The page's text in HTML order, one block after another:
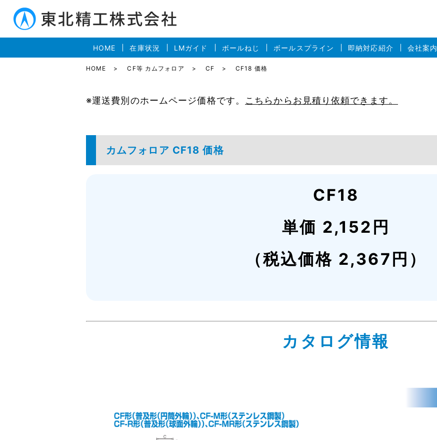
HOME 在庫状況 LMガイド ボールねじ ボールスプライン 即納対応紹介 会社案内
HOME CF等 カムフォロア CF CF18 価格
※運送費別のホームページ価格です。 こちらからお見積り依頼できます。
カムフォロア CF18 価格
CF18
単価 2,152円
（税込価格 2,367円）
カタログ情報